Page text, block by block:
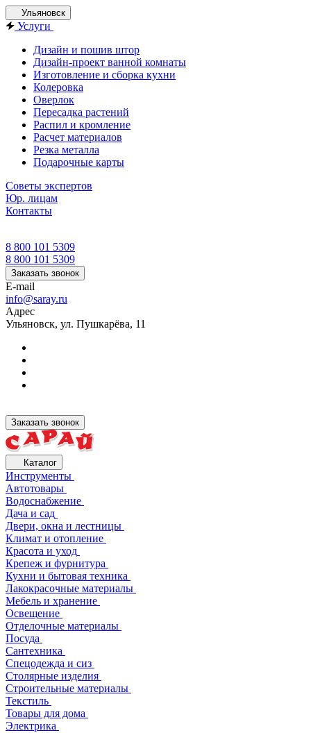
Ульяновск
Услуги
Дизайн и пошив штор
Дизайн-проект ванной комнаты
Изготовление и сборка кухни
Колеровка
Оверлок
Пересадка растений
Распил и кромление
Расчет материалов
Резка металла
Подарочные карты
Советы экспертов
Юр. лицам
Контакты
8 800 101 5309
8 800 101 5309
Заказать звонок
E-mail
info@saray.ru
Адрес
Ульяновск, ул. Пушкарёва, 11
Заказать звонок
Каталог
Инструменты
Автотовары
Водоснабжение
Дача и сад
Двери, окна и лестницы
Климат и отопление
Красота и уход
Крепеж и фурнитура
Кухни и бытовая техника
Лакокрасочные материалы
Мебель и хранение
Освещение
Отделочные материалы
Посуда
Сантехника
Спецодежда и сиз
Столярные изделия
Строительные материалы
Текстиль
Товары для дома
Электрика